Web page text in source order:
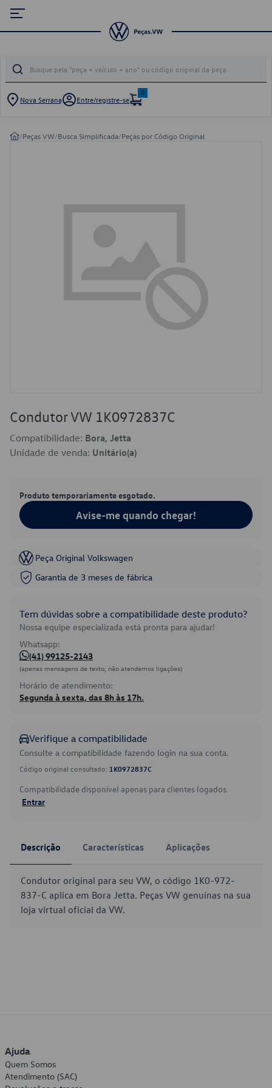
Nova Serrana Entre/registre-se
0
/Peças VW/Busca Simplificada/Peças por Código Original
Condutor VW 1K0972837C
Compatibilidade: Bora, Jetta
Unidade de venda: Unitário(a)
Produto temporariamente esgotado.
Avise-me quando chegar!
Peça Original Volkswagen
Garantia de 3 meses de fábrica
Tem dúvidas sobre a compatibilidade deste produto?
Nossa equipe especializada está pronta para ajudar!
Whatsapp:
(41) 99125-2143
(apenas mensagens de texto, não atendemos ligações)
Horário de atendimento:
Segunda à sexta, das 8h às 17h.
Verifique a compatibilidade
Consulte a compatibilidade fazendo login na sua conta.
Código original consultado: 1K0972837C
Compatibilidade disponível apenas para clientes logados.
Entrar
Descrição Características Aplicações
Condutor original para seu VW, o código 1K0-972-
837-C aplica em Bora Jetta. Peças VW genuínas na sua
loja virtual oficial da VW.
Ajuda
Quem Somos
Atendimento (SAC)